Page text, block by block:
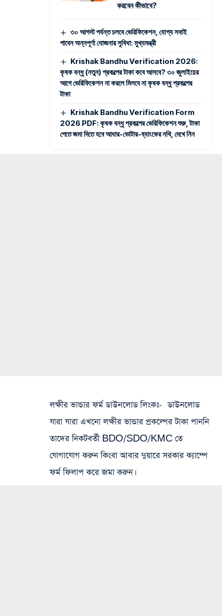
করবেন কীভাবে?
৩০ আগস্ট পর্যন্ত চলবে ভেরিফিকেশন, যোগ্য সবাই
পাবেন অন্নপূর্ণা যোজনার সুবিধা: মুখ্যমন্ত্রী
Krishak Bandhu Verification 2026:
কৃষক বন্ধু (নতুন) প্রকল্পের টাকা কবে আসবে? ৩০ জুলাইয়ের
আগে ভেরিফিকেশন না করলে মিলবে না কৃষক বন্ধু প্রকল্পের
টাকা
Krishak Bandhu Verification Form
2026 PDF: কৃষক বন্ধু প্রকল্পের ভেরিফিকেশন শুরু, টাকা
পেতে জমা দিতে হবে আধার-ভোটার-ব্যাংকের নথি, দেখে নিন
লক্ষীর ভান্ডার ফর্ম ডাউনলোড লিংকঃ-ডাউনলোড
যারা যারা এখনো লক্ষীর ভান্ডার প্রকল্পের টাকা পাননি
তাদের নিকটবর্তী BDO/SDO/KMC তে
যোগাযোগ করুন কিংবা আবার দুয়ারে সরকার ক্যাম্পে
ফর্ম ফিলাপ করে জমা করুন।